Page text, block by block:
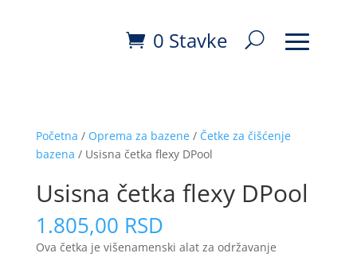
0 Stavke
Početna / Oprema za bazene/ Četke za čišćenje
bazena / Usisna četka flexy DPool
Usisna četka flexy DPool
1.805,00 RSD
Ova četka je višenamenski alat za održavanje